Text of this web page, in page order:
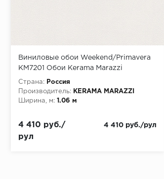
Виниловые обои Weekend/Primavera
KM7201 Обои Kerama Marazzi
(Weekend/April/Primavera/Eden/Bamboo)
(1*4) 10,05*1,06 винил на флизелине
Страна:
Россия
Производитель:
KERAMA MARAZZI
Ширина, м:
1.06 м
4 410 руб./
рул
4 410 руб./рул